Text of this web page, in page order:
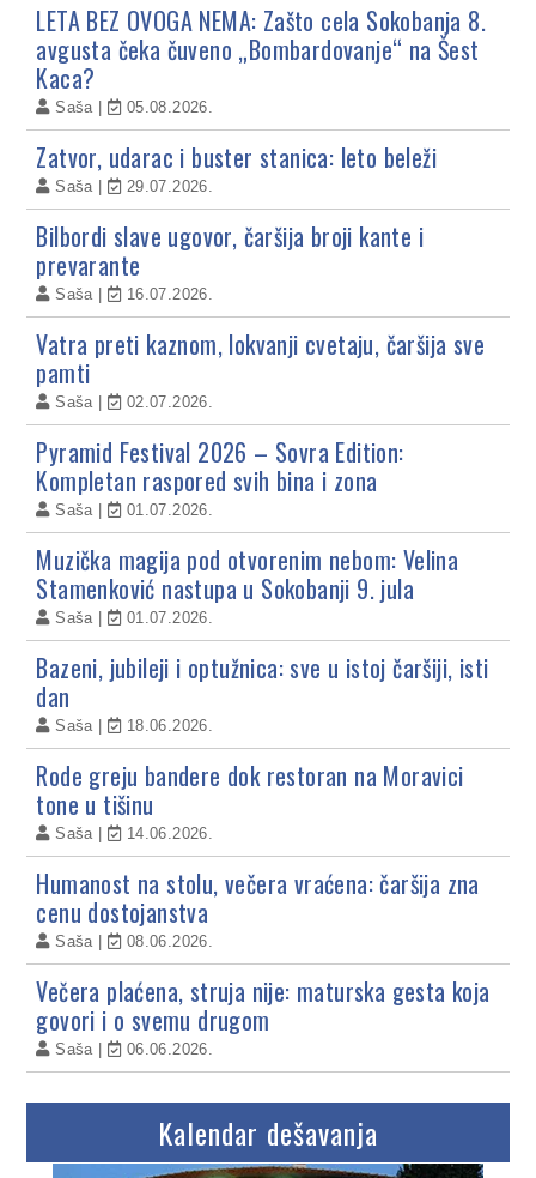
LETA BEZ OVOGA NEMA: Zašto cela Sokobanja 8.
avgusta čeka čuveno „Bombardovanje“ na Šest
Kaca?
Saša 05.08.2026.
Zatvor, udarac i buster stanica: leto beleži
Saša 29.07.2026.
Bilbordi slave ugovor, čaršija broji kante i
prevarante
Saša 16.07.2026.
Vatra preti kaznom, lokvanji cvetaju, čaršija sve
pamti
Saša 02.07.2026.
Pyramid Festival 2026 – Sovra Edition:
Kompletan raspored svih bina i zona
Saša 01.07.2026.
Muzička magija pod otvorenim nebom: Velina
Stamenković nastupa u Sokobanji 9. jula
Saša 01.07.2026.
Bazeni, jubileji i optužnica: sve u istoj čaršiji, isti
dan
Saša 18.06.2026.
Rode greju bandere dok restoran na Moravici
tone u tišinu
Saša 14.06.2026.
Humanost na stolu, večera vraćena: čaršija zna
cenu dostojanstva
Saša 08.06.2026.
Večera plaćena, struja nije: maturska gesta koja
govori i o svemu drugom
Saša 06.06.2026.
Kalendar dešavanja